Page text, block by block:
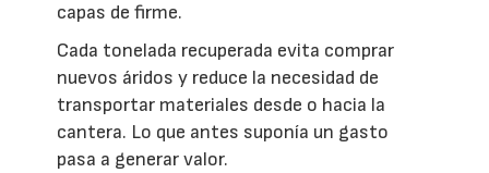
capas de firme.
Cada tonelada recuperada evita comprar
nuevos áridos y reduce la necesidad de
transportar materiales desde o hacia la
cantera. Lo que antes suponía un gasto
pasa a generar valor.